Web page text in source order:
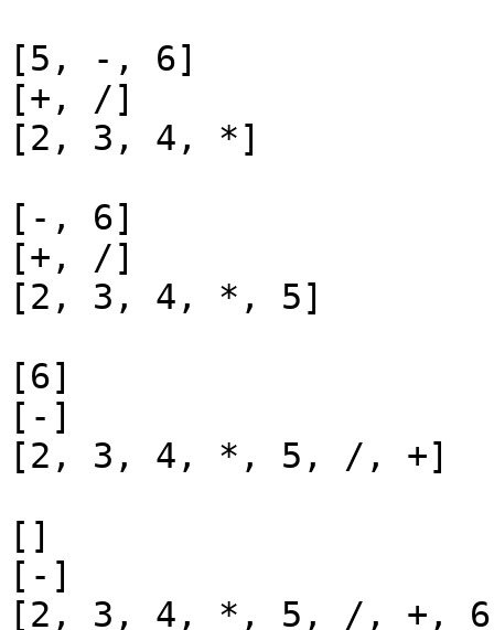
[5, -, 6]
[+, /]
[2, 3, 4, *]
[-, 6]
[+, /]
[2, 3, 4, *, 5]
[6]
[-]
[2, 3, 4, *, 5, /, +]
[]
[-]
[2, 3, 4, *, 5, /, +,